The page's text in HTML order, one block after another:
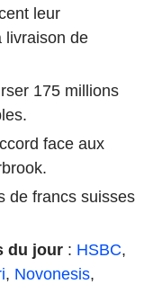
leur
livraison de
175 millions
face aux
de francs suisses
du jour : HSBC,
, Novonesis,